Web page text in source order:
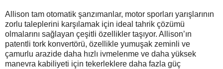
Allison tam otomatik şanzımanlar, motor sporları yarışlarının
zorlu taleplerini karşılamak için ideal tahrik çözümü
olmalarını sağlayan çeşitli özellikler taşıyor. Allison’ın
patentli tork konvertörü, özellikle yumuşak zeminli ve
çamurlu arazide daha hızlı ivmelenme ve daha yüksek
manevra kabiliyeti için tekerleklere daha fazla güç